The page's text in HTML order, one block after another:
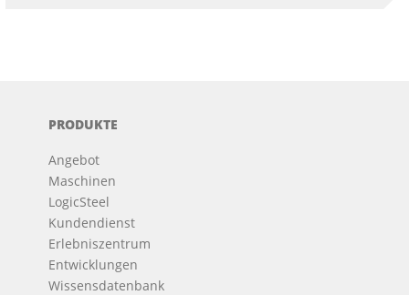
PRODUKTE
Angebot
Maschinen
LogicSteel
Kundendienst
Erlebniszentrum
Entwicklungen
Wissensdatenbank